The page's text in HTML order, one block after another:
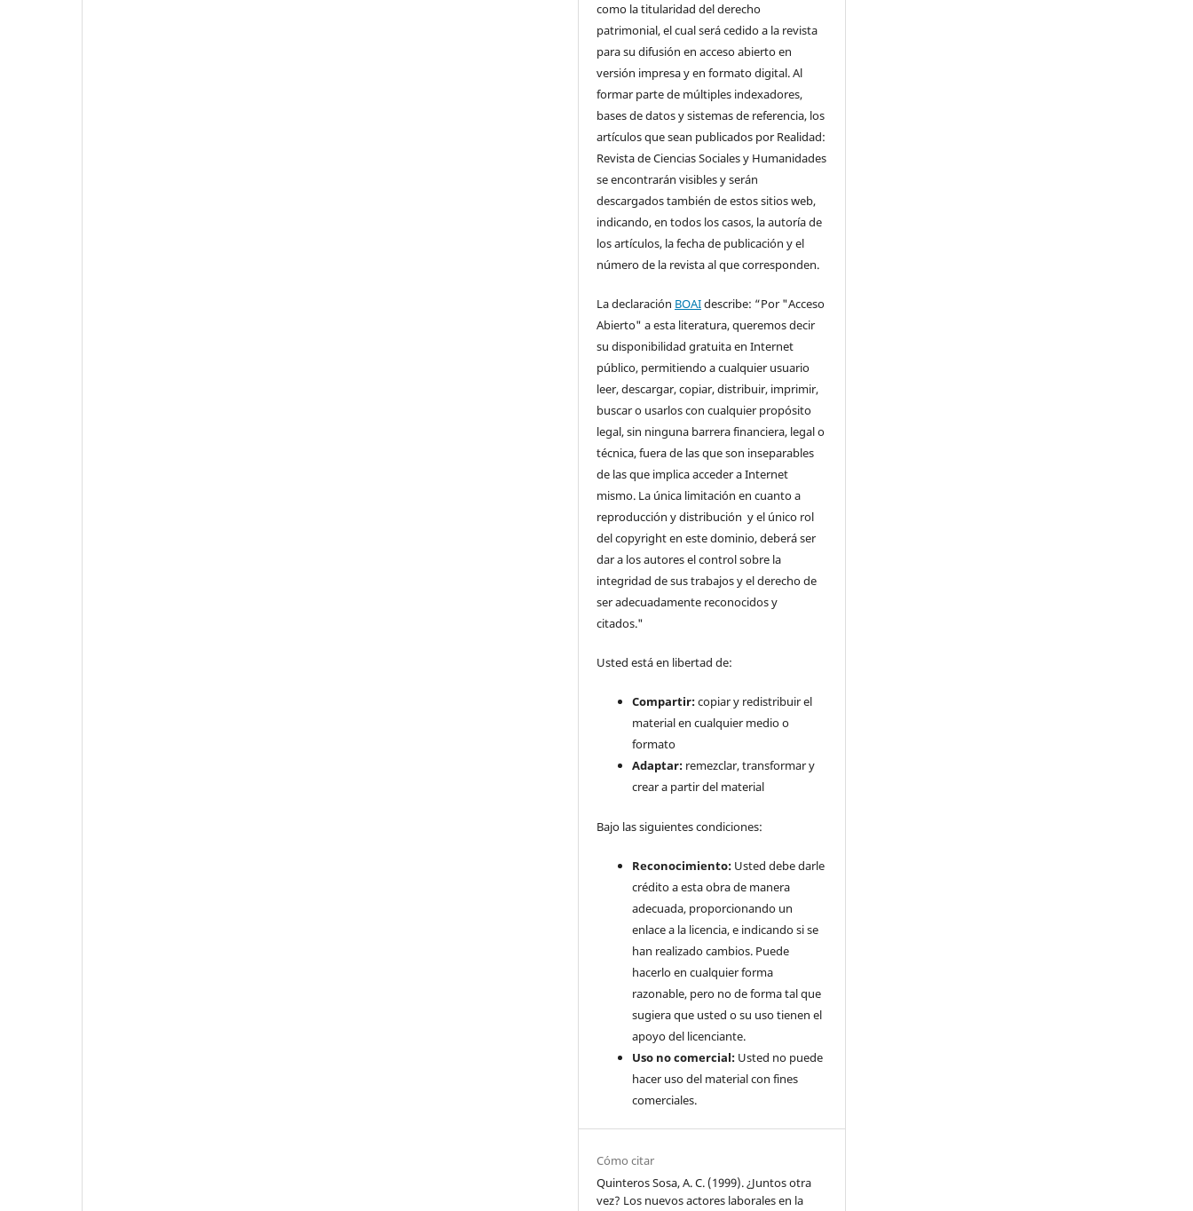
como la titularidad del derecho
patrimonial, el cual será cedido a la revista
para su difusión en acceso abierto en
versión impresa y en formato digital. Al
formar parte de múltiples indexadores,
bases de datos y sistemas de referencia, los
artículos que sean publicados por Realidad:
Revista de Ciencias Sociales y Humanidades
se encontrarán visibles y serán
descargados también de estos sitios web,
indicando, en todos los casos, la autoría de
los artículos, la fecha de publicación y el
número de la revista al que corresponden.
La declaración BOAIdescribe: “Por "Acceso
Abierto" a esta literatura, queremos decir
su disponibilidad gratuita en Internet
público, permitiendo a cualquier usuario
leer, descargar, copiar, distribuir, imprimir,
buscar o usarlos con cualquier propósito
legal, sin ninguna barrera financiera, legal o
técnica, fuera de las que son inseparables
de las que implica acceder a Internet
mismo. La única limitación en cuanto a
reproducción y distribución y el único rol
del copyright en este dominio, deberá ser
dar a los autores el control sobre la
integridad de sus trabajos y el derecho de
ser adecuadamente reconocidos y
citados."
Usted está en libertad de:
Compartir:copiar y redistribuir el
material en cualquier medio o
formato
Adaptar: remezclar, transformar y
crear a partir del material
Bajo las siguientes condiciones:
Reconocimiento: Usted debe darle
crédito a esta obra de manera
adecuada, proporcionando un
enlace a la licencia, e indicando si se
han realizado cambios. Puede
hacerlo en cualquier forma
razonable, pero no de forma tal que
sugiera que usted o su uso tienen el
apoyo del licenciante.
Uso no comercial: Usted no puede
hacer uso del material con fines
comerciales.
Cómo citar
Quinteros Sosa, A. C. (1999). ¿Juntos otra
vez? Los nuevos actores laborales en la